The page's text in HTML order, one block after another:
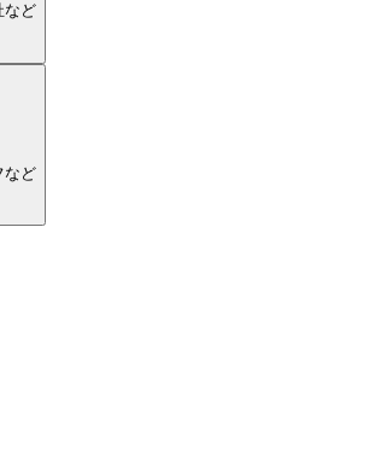
など
など